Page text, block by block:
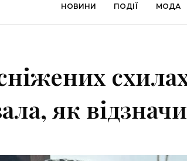
НОВИНИ ПОДІЇ МОДА
як